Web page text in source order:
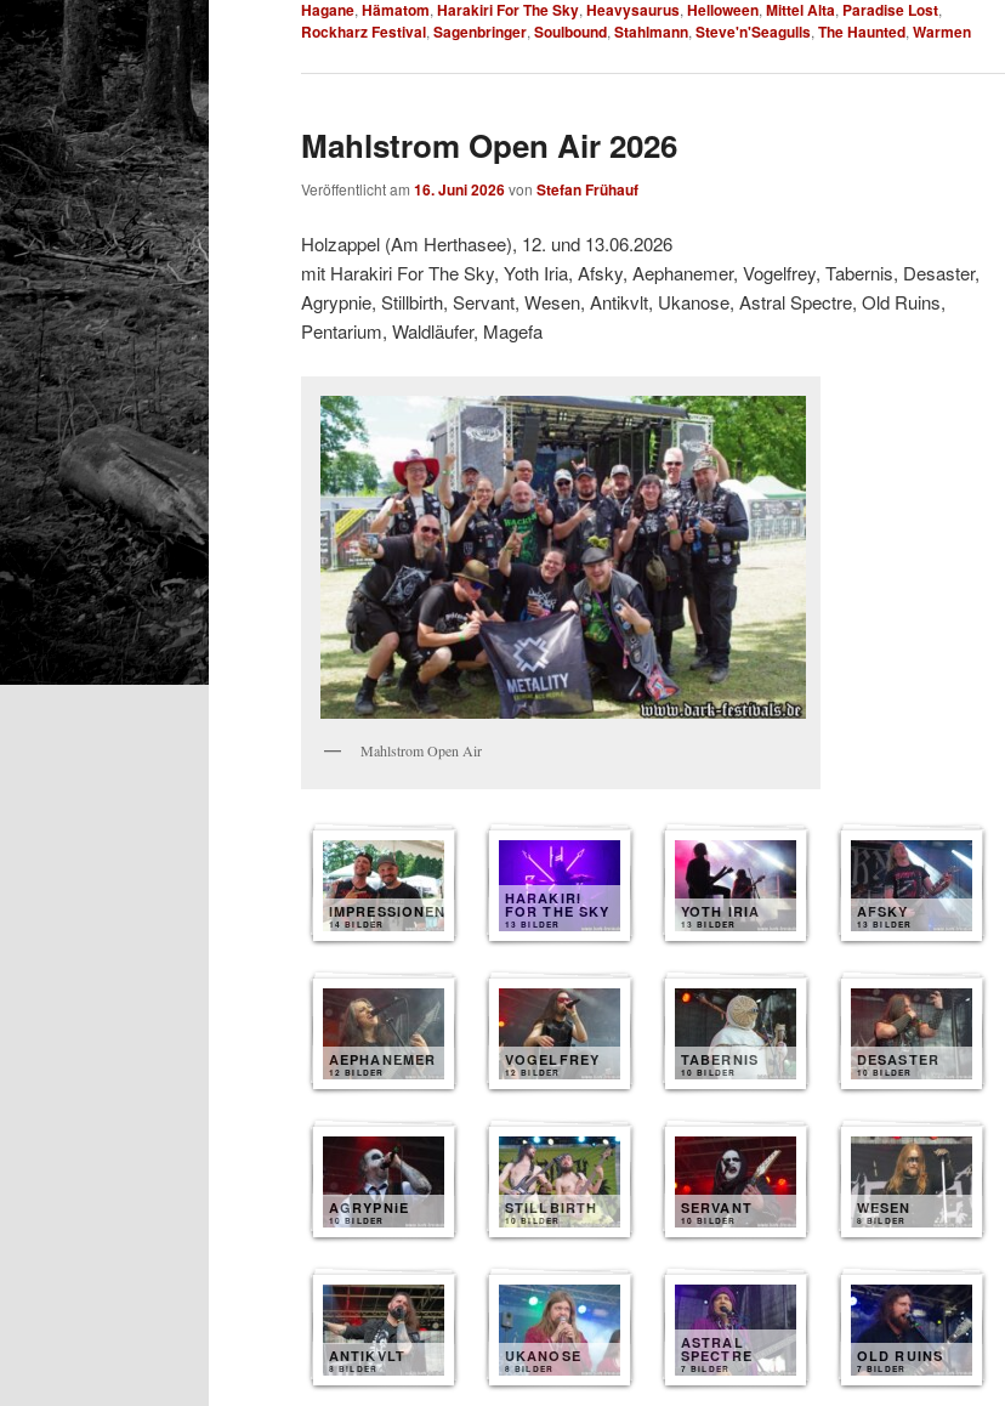
Hagane,Hämatom,Harakiri For The Sky,Heavysaurus,Helloween,Mittel Alta, Paradise Lost,
Rockharz Festival,Sagenbringer,Soulbound,Stahlmann,Steve'n'Seagulls,The Haunted,Warmen
Mahlstrom Open Air 2026
Veröffentlicht am 16. Juni 2026von Stefan Frühauf
Holzappel (Am Herthasee), 12. und 13.06.2026
mit Harakiri For The Sky, Yoth Iria, Afsky, Aephanemer, Vogelfrey, Tabernis, Desaster,
Agrypnie, Stillbirth, Servant, Wesen, Antikvlt, Ukanose, Astral Spectre, Old Ruins,
Pentarium, Waldläufer, Magefa
Mahlstrom Open Air
IMPRESSIONEN
14 BILDER
HARAKIRI
FOR THE SKY
13 BILDER
YOTH IRIA
13 BILDER
AFSKY
13 BILDER
AEPHANEMER
12 BILDER
VOGELFREY
12 BILDER
TABERNIS
10 BILDER
DESASTER
10 BILDER
AGRYPNIE
10 BILDER
STILLBIRTH
10 BILDER
SERVANT
10 BILDER
WESEN
8 BILDER
ANTIKVLT
8 BILDER
UKANOSE
8 BILDER
ASTRAL
SPECTRE
7 BILDER
OLD RUINS
7 BILDER